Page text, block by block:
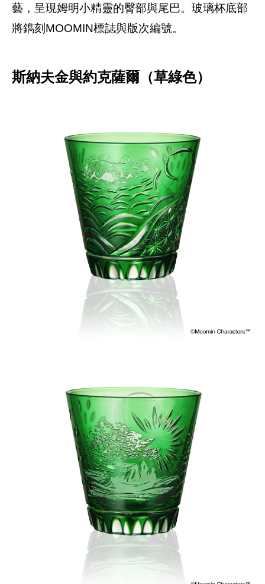
藝，呈現姆明小精靈的臀部與尾巴。玻璃杯底部
將鐫刻MOOMIN標誌與版次編號。
斯納夫金與約克薩爾（草綠色）